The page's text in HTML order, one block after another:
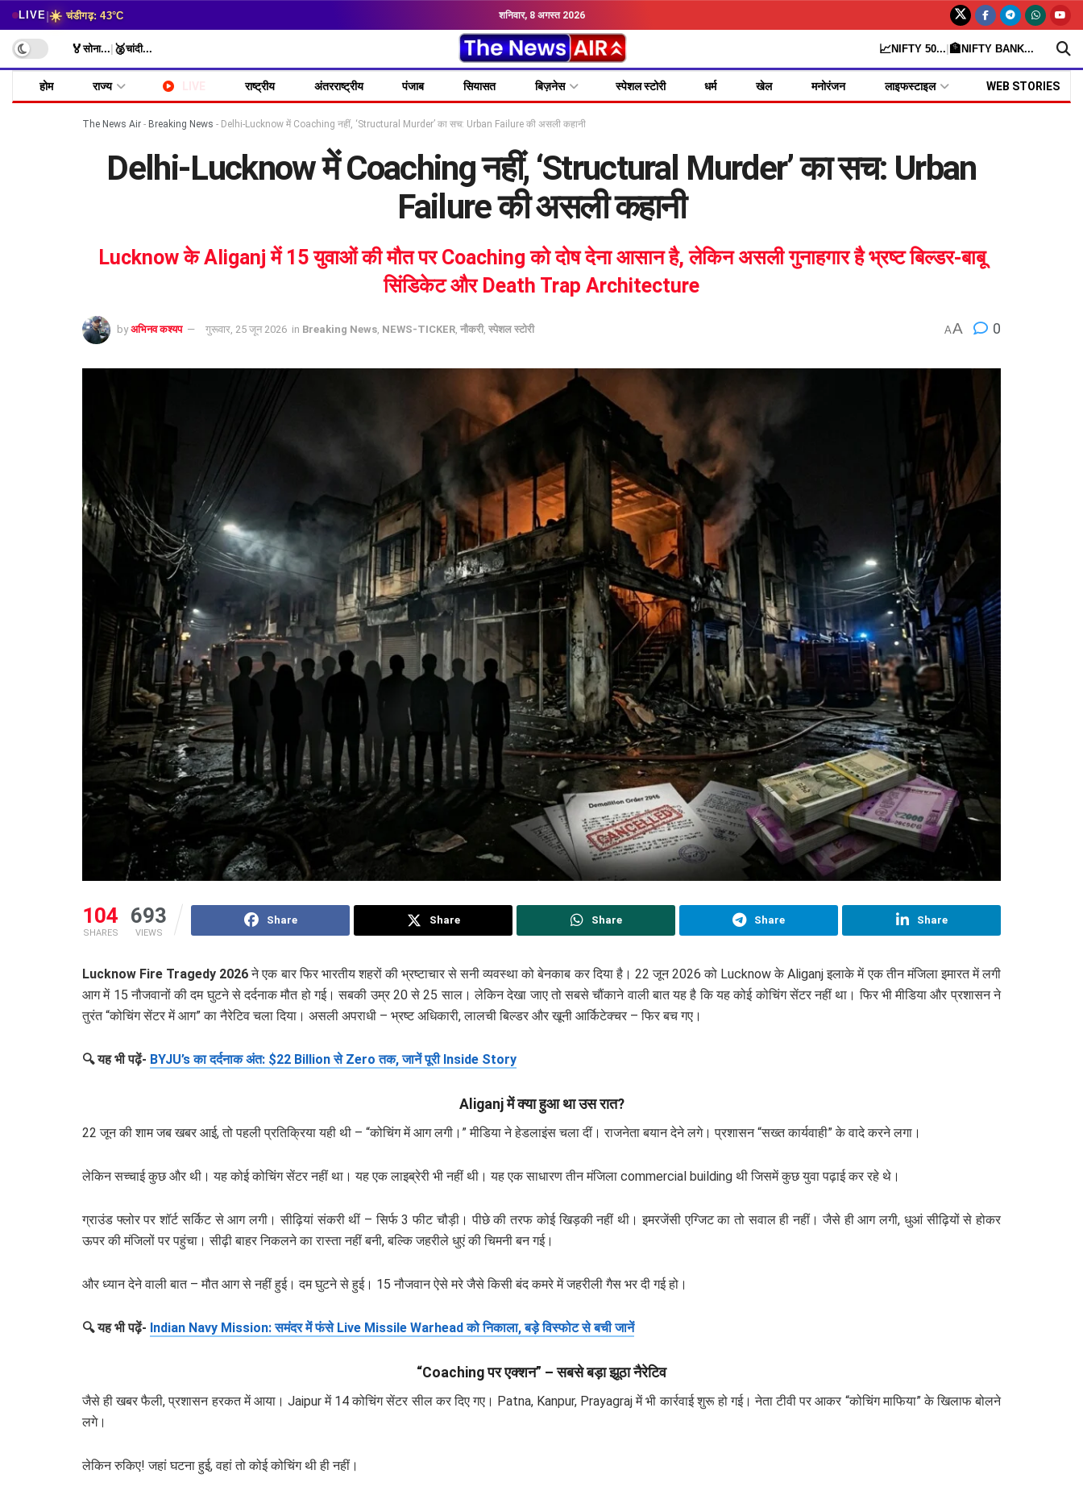
LIVE|☀️ चंडीगढ़: 43°C शनिवार, 8 अगस्त 2026
🏅सोना... 🥈चांदी... 📈NIFTY 50... 🏦NIFTY BANK...
होम राज्य राष्ट्रीय अंतरराष्ट्रीय पंजाब सियासत बिज़नेस स्पेशल स्टोरी धर्म खेल मनोरंजन लाइफस्टाइल WEB STORIES
The News Air - Breaking News - Delhi-Lucknow में Coaching नहीं, ‘Structural Murder’ का सच: Urban Failure की असली कहानी
Delhi-Lucknow में Coaching नहीं, ‘Structural Murder’ का सच: Urban
Failure की असली कहानी
Lucknow के Aliganj में 15 युवाओं की मौत पर Coaching को दोष देना आसान है, लेकिन असली गुनाहगार है भ्रष्ट बिल्डर-बाबू
सिंडिकेट और Death Trap Architecture
by अभिनव कश्यप गुरूवार, 25 जून 2026 in Breaking News NEWS-TICKER नौकरी, स्पेशल स्टोरी AA 0
104
SHARES
693
VIEWS
Share Share Share Share Share
Lucknow Fire Tragedy 2026ने एक बार फिर भारतीय शहरों की भ्रष्टाचार से सनी व्यवस्था को बेनकाब कर दिया है। 22 जून 2026 को Lucknow के Aliganj इलाके में एक तीन मंजिला इमारत में लगी
आग में 15 नौजवानों की दम घुटने से दर्दनाक मौत हो गई। सबकी उम्र 20 से 25 साल। लेकिन देखा जाए तो सबसे चौंकाने वाली बात यह है कि यह कोई कोचिंग सेंटर नहीं था। फिर भी मीडिया और प्रशासन ने
तुरंत “कोचिंग सेंटर में आग” का नैरेटिव चला दिया। असली अपराधी – भ्रष्ट अधिकारी, लालची बिल्डर और खूनी आर्किटेक्चर – फिर बच गए।
🔍 यह भी पढ़ें- BYJU’s का दर्दनाक अंत: $22 Billion से Zero तक, जानें पूरी Inside Story
Aliganj में क्या हुआ था उस रात?
22 जून की शाम जब खबर आई, तो पहली प्रतिक्रिया यही थी – “कोचिंग में आग लगी।” मीडिया ने हेडलाइंस चला दीं। राजनेता बयान देने लगे। प्रशासन “सख्त कार्यवाही” के वादे करने लगा।
लेकिन सच्चाई कुछ और थी। यह कोई कोचिंग सेंटर नहीं था। यह एक लाइब्रेरी भी नहीं थी। यह एक साधारण तीन मंजिला commercial building थी जिसमें कुछ युवा पढ़ाई कर रहे थे।
ग्राउंड फ्लोर पर शॉर्ट सर्किट से आग लगी। सीढ़ियां संकरी थीं – सिर्फ 3 फीट चौड़ी। पीछे की तरफ कोई खिड़की नहीं थी। इमरजेंसी एग्जिट का तो सवाल ही नहीं। जैसे ही आग लगी, धुआं सीढ़ियों से होकर
ऊपर की मंजिलों पर पहुंचा। सीढ़ी बाहर निकलने का रास्ता नहीं बनी, बल्कि जहरीले धुएं की चिमनी बन गई।
और ध्यान देने वाली बात – मौत आग से नहीं हुई। दम घुटने से हुई। 15 नौजवान ऐसे मरे जैसे किसी बंद कमरे में जहरीली गैस भर दी गई हो।
🔍 यह भी पढ़ें- Indian Navy Mission: समंदर में फंसे Live Missile Warhead को निकाला, बड़े विस्फोट से बची जानें
“Coaching पर एक्शन” – सबसे बड़ा झूठा नैरेटिव
जैसे ही खबर फैली, प्रशासन हरकत में आया। Jaipur में 14 कोचिंग सेंटर सील कर दिए गए। Patna, Kanpur, Prayagraj में भी कार्रवाई शुरू हो गई। नेता टीवी पर आकर “कोचिंग माफिया” के खिलाफ बोलने
लगे।
लेकिन रुकिए! जहां घटना हुई, वहां तो कोई कोचिंग थी ही नहीं।